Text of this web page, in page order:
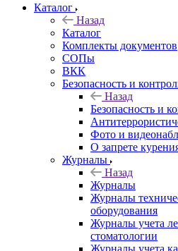
Каталог
Назад
Каталог
Комплекты документов
СОПы
ВКК
Безопасность и
Назад
Безопасность и
Фото и
О запрете
Журналы
Назад
Журналы
Журналы
оборудования
Журналы учета
стоматологии
Журналы учета